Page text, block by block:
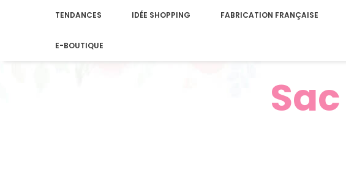
TENDANCES IDÉE SHOPPING FABRICATION FRANÇAISE
E-BOUTIQUE